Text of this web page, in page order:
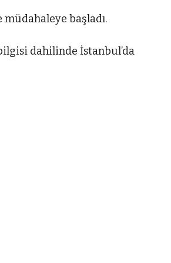
başladı.
dahilinde İstanbul’da